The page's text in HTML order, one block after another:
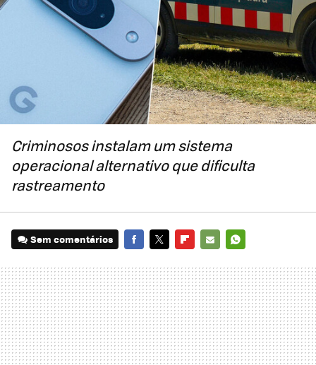
Criminosos instalam um sistema
operacional alternativo que dificulta
rastreamento
Sem comentários
MAIL